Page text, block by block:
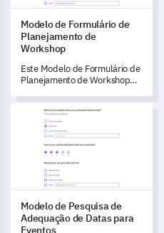
Modelo de Formulário de
Planejamento de
Workshop
Este Modelo de Formulário de
Planejamento de Workshop
as expectativas, preferências
e necessidades dos seus
participantes, ajudando a
personalizar seu evento para
um impacto máximo.
Modelo de Pesquisa de
Modelo de Pesquisa de
Adequação de Datas para
Eventos